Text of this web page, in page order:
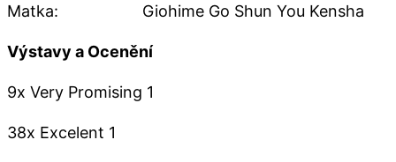
Matka: Giohime Go Shun You Kensha
Výstavy a Ocenění
9x Very Promising 1
38x Excelent 1